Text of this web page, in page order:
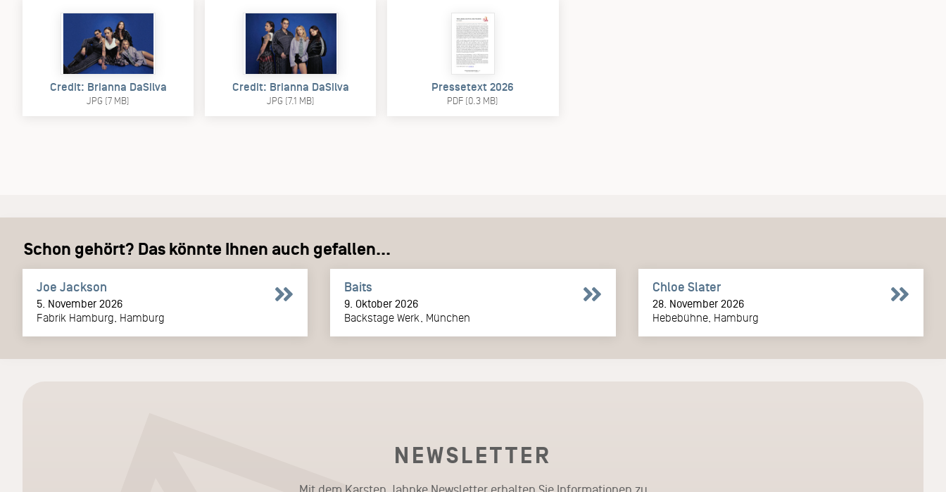
Credit: Brianna DaSilva
JPG (7 MB)
Credit: Brianna DaSilva
JPG (7.1 MB)
Pressetext 2026
PDF (0.3 MB)
Schon gehört? Das könnte Ihnen auch gefallen...
Joe Jackson
5. November 2026
Fabrik Hamburg, Hamburg
Baits
9. Oktober 2026
Backstage Werk, München
Chloe Slater
28. November 2026
Hebebühne, Hamburg
NEWSLETTER